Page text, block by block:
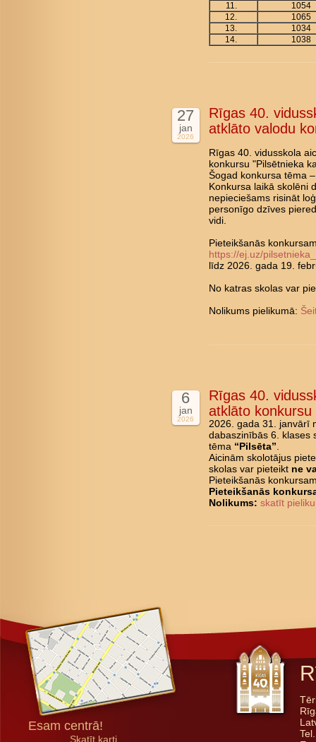
11.
1054
12.
1065
13.
1034
14.
1038
27
jan
2026
Rīgas 40.
atklāto valodu
Rīgas 40. vidusskola
konkursu "Pilsētnieka
Šogad konkursa tēma
Konkursa laikā skolēni
nepieciešams risināt
personīgo dzīves
vidi.
Pieteikšanās
https://ej.uz/
līdz 2026. gada 19.
No katras skolas var
Nolikums pielikumā:
6
jan
2026
Rīgas 40.
atklāto
2026. gada 31. janvārī
dabaszinībās 6. klases
tēma “Pilsēta”.
Aicinām skolotājus
skolas var pieteikt ne
Pieteikšanās
Pieteikšanās
Nolikums: skatīt
Esam centrā!
Skatīt karti...